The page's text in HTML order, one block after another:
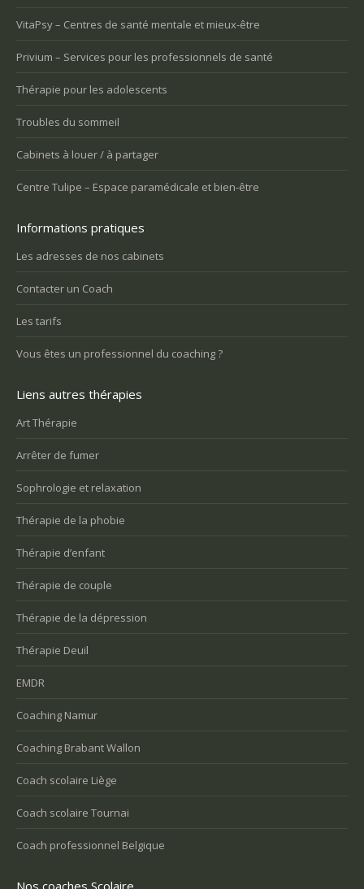
VitaPsy – Centres de santé mentale et mieux-être
Privium – Services pour les professionnels de santé
Thérapie pour les adolescents
Troubles du sommeil
Cabinets à louer / à partager
Centre Tulipe – Espace paramédicale et bien-être
Informations pratiques
Les adresses de nos cabinets
Contacter un Coach
Les tarifs
Vous êtes un professionnel du coaching ?
Liens autres thérapies
Art Thérapie
Arrêter de fumer
Sophrologie et relaxation
Thérapie de la phobie
Thérapie d’enfant
Thérapie de couple
Thérapie de la dépression
Thérapie Deuil
EMDR
Coaching Namur
Coaching Brabant Wallon
Coach scolaire Liège
Coach scolaire Tournai
Coach professionnel Belgique
Nos coaches Scolaire